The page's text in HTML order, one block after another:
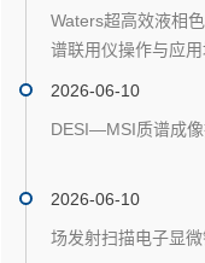
Waters超高效液相
谱联用仪操作与应用
2026-06-10
DESI—MSI质谱成像
2026-06-10
场发射扫描电子显微